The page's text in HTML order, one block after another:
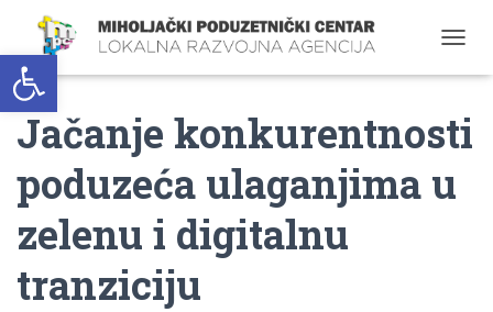
Open toolbar
O
N
A
Jačanje konkurentnosti
poduzeća ulaganjima u
zelenu i digitalnu
tranziciju